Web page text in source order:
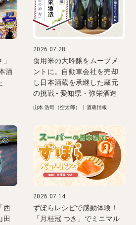
酒
2026.07.28
食用米の大吟醸をムーブメ
ントに。自動車会社を売却
し日本酒蔵を承継した蔵元
の挑戦 - 愛知県・弥栄酒造
山本 浩司（空太郎） 酒蔵情報
西
田
2026.07.14
ずぼらレシピで感動体験！
「月桂冠 つき」でミニマル